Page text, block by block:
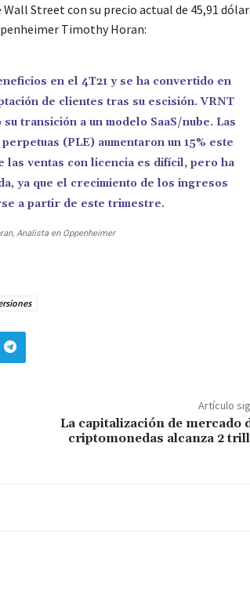
Street con su precio actual de 45,91
Timothy Horan:
en el 4T21 y se ha convertido en
de clientes tras su escisión. VRNT
transición a un modelo SaaS/nube. Las
(PLE) aumentaron un 15% este
las ventas con licencia es difícil, pero ha
ya que el crecimiento de los ingresos
a partir de este trimestre.
Analista en Oppenheimer
Artículo
La capitalización de mercado
criptomonedas alcanza 2